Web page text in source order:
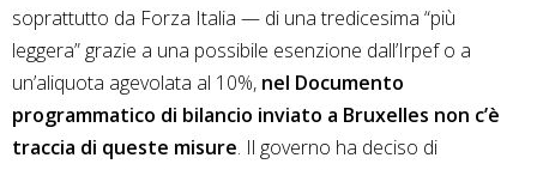
soprattutto da Forza Italia — di una tredicesima “più
leggera” grazie a una possibile esenzione dall’Irpef o a
un’aliquota agevolata al 10%, nel Documento
programmatico di bilancio inviato a Bruxelles non c’è
traccia di queste misure. Il governo ha deciso di